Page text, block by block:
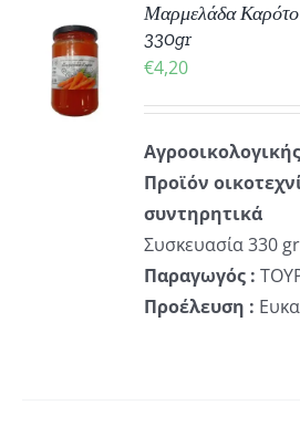
Μαρμελάδα
330gr
€4,20
Προϊόν
συντηρητικά
Συσκευασία 330 gr
Παραγωγός :
Προέλευση :